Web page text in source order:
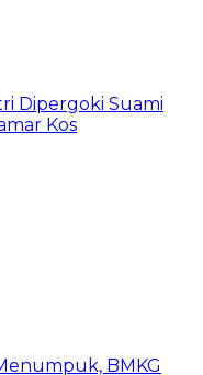
Dipergoki Suami
Kos
BMKG